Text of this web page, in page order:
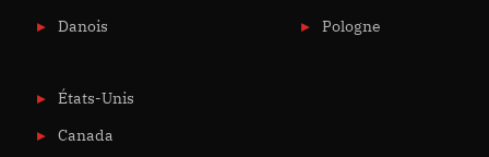
Danois
Pologne
États-Unis
Canada